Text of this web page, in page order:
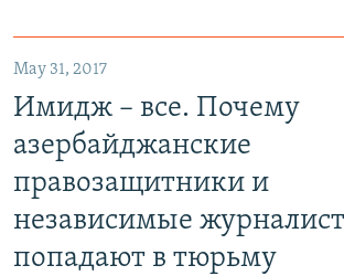
May 31, 2017
Имидж – все. Почему
азербайджанские
правозащитники и
независимые
попадают в тюрьму